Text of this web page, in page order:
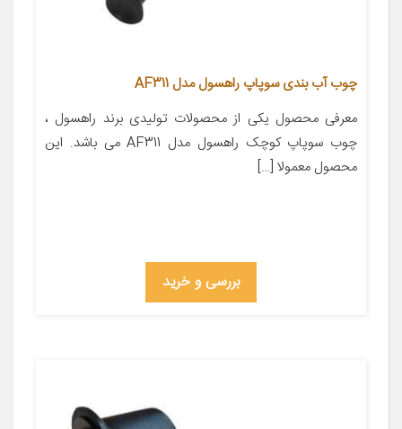
چوب آب بندی سوپاپ راهسول مدل AF311
معرفی محصول یکی از محصولات تولیدی برند راهسول ،
چوب سوپاپ کوچک راهسول مدل AF311 می باشد. این
محصول معمولا […]
بررسی و خرید